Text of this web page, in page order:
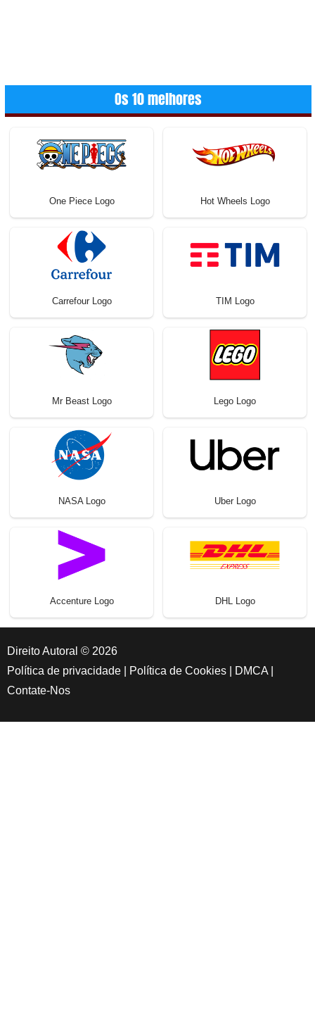
Os 10 melhores
One Piece Logo Hot Wheels Logo
Carrefour Logo TIM Logo
Mr Beast Logo Lego Logo
NASA Logo Uber Logo
Accenture Logo DHL Logo
Direito Autoral © 2026
Política de privacidade
Política de Cookies DMCA
Contate-Nos